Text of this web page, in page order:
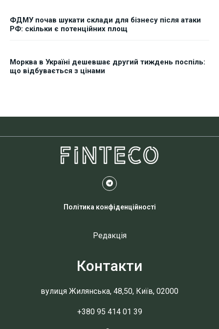
ФДМУ почав шукати склади для бізнесу після атаки
РФ: скільки є потенційних площ
Морква в Україні дешевшає другий тиждень поспіль:
що відбувається з цінами
Політика конфіденційності
Редакція
Контакти
вулиця Жилянська, 48,50, Київ, 02000
+380 95 414 01 39